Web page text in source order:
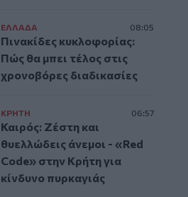
ΕΛΛAΔΑ 08:05
Πινακίδες κυκλοφορίας:
Πώς θα μπει τέλος στις
χρονοβόρες διαδικασίες
ΚΡΗΤΗ 06:57
Καιρός: Ζέστη και
θυελλώδεις άνεμοι - «Red
Code» στην Κρήτη για
κίνδυνο πυρκαγιάς